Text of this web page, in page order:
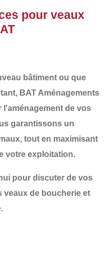
pour veaux
bâtiment ou que
BAT Aménagements
l'aménagement de vos
garantissons un
tout en maximisant
votre exploitation.
pour discuter de vos
veaux de boucherie et